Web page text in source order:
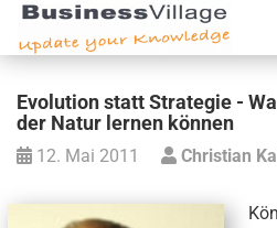
Evolution statt Strategie -
der Natur lernen können
12. Mai 2011 Christian